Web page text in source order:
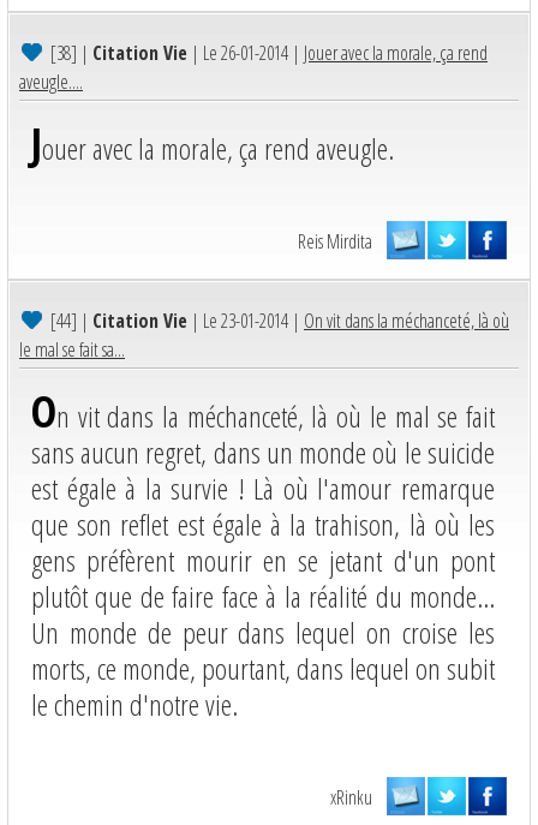
[38] | Citation Vie | Le 26-01-2014 | Jouer avec la morale, ça rend
aveugle....
Jouer avec la morale, ça rend aveugle.
Reis Mirdita
[44] | Citation Vie | Le 23-01-2014 | On vit dans la méchanceté, là où
le mal se fait sa...
On vit dans la méchanceté, là où le mal se fait
sans aucun regret, dans un monde où le suicide
est égale à la survie ! Là où l'amour remarque
que son reflet est égale à la trahison, là où les
gens préfèrent mourir en se jetant d'un pont
plutôt que de faire face à la réalité du monde...
Un monde de peur dans lequel on croise les
morts, ce monde, pourtant, dans lequel on subit
le chemin d'notre vie.
xRinku